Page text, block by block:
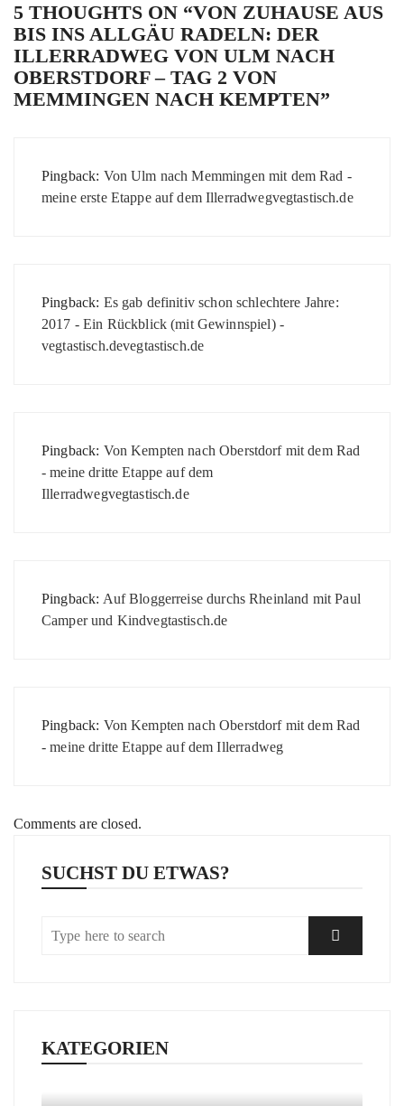
5 THOUGHTS ON “VON ZUHAUSE AUS
BIS INS ALLGÄU RADELN: DER
ILLERRADWEG VON ULM NACH
OBERSTDORF – TAG 2 VON
MEMMINGEN NACH KEMPTEN”
Pingback: Von Ulm nach Memmingen mit dem Rad -
meine erste Etappe auf dem Illerradwegvegtastisch.de
Pingback: Es gab definitiv schon schlechtere Jahre:
2017 - Ein Rückblick (mit Gewinnspiel) -
vegtastisch.devegtastisch.de
Pingback: Von Kempten nach Oberstdorf mit dem Rad
- meine dritte Etappe auf dem
Illerradwegvegtastisch.de
Pingback: Auf Bloggerreise durchs Rheinland mit Paul
Camper und Kindvegtastisch.de
Pingback: Von Kempten nach Oberstdorf mit dem Rad
- meine dritte Etappe auf dem Illerradweg
Comments are closed.
SUCHST DU ETWAS?
KATEGORIEN